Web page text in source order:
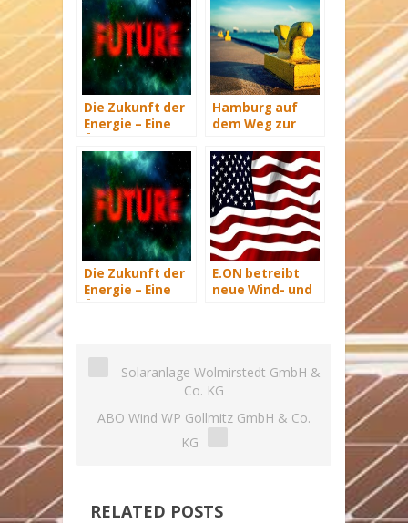
Die Zukunft der
Energie – Eine
Hamburg auf
dem Weg zur
Hauptstadt
Die Zukunft der
Energie – Eine
E.ON betreibt
neue Wind- und
Solaranlage Wolmirstedt GmbH &
Co. KG
ABO Wind WP Gollmitz GmbH & Co.
KG
RELATED POSTS